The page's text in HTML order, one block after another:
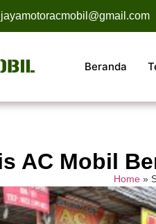
Beranda
AC Mobil
Home »